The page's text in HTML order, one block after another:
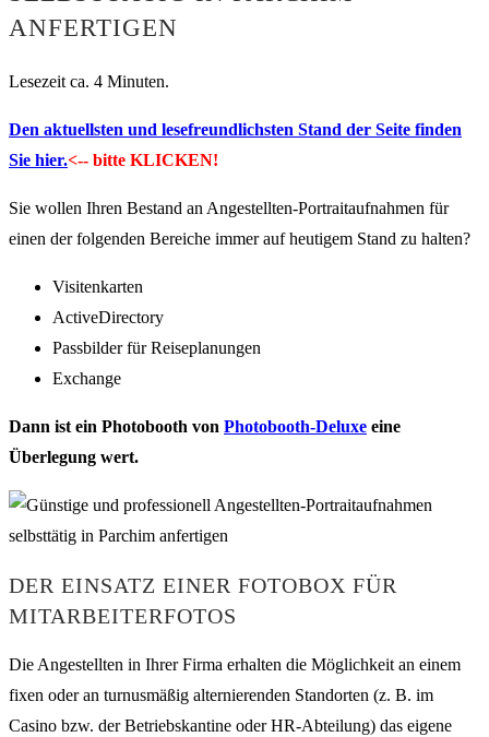
ANFERTIGEN
Lesezeit ca. 4 Minuten.
Den aktuellsten und lesefreundlichsten Stand der Seite finden
Sie hier.<-- bitte KLICKEN!
Sie wollen Ihren Bestand an Angestellten-Portraitaufnahmen für
einen der folgenden Bereiche immer auf heutigem Stand zu halten?
Visitenkarten
ActiveDirectory
Passbilder für Reiseplanungen
Exchange
Dann ist ein Photobooth von Photobooth-Deluxe eine
Überlegung wert.
DER EINSATZ EINER FOTOBOX FÜR
MITARBEITERFOTOS
Die Angestellten in Ihrer Firma erhalten die Möglichkeit an einem
fixen oder an turnusmäßig alternierenden Standorten (z. B. im
Casino bzw. der Betriebskantine oder HR-Abteilung) das eigene